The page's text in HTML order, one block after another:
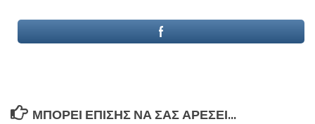
ΜΠΟΡΕΊ ΕΠΊΣΗΣ ΝΑ ΣΑΣ ΑΡΈΣΕΙ...